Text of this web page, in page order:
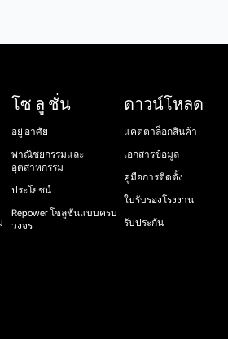
โซ ลู ชั่น
อยู่ อาศัย
พาณิชยกรรมและ
อุตสาหกรรม
ประโยชน์
Repower โซลูชั่นแบบครบ
วงจร
ดาวน์โหลด
แคตตาล็อกสินค้า
เอกสารข้อมูล
คู่มือการติดตั้ง
ใบรับรองโรงงาน
รับประกัน